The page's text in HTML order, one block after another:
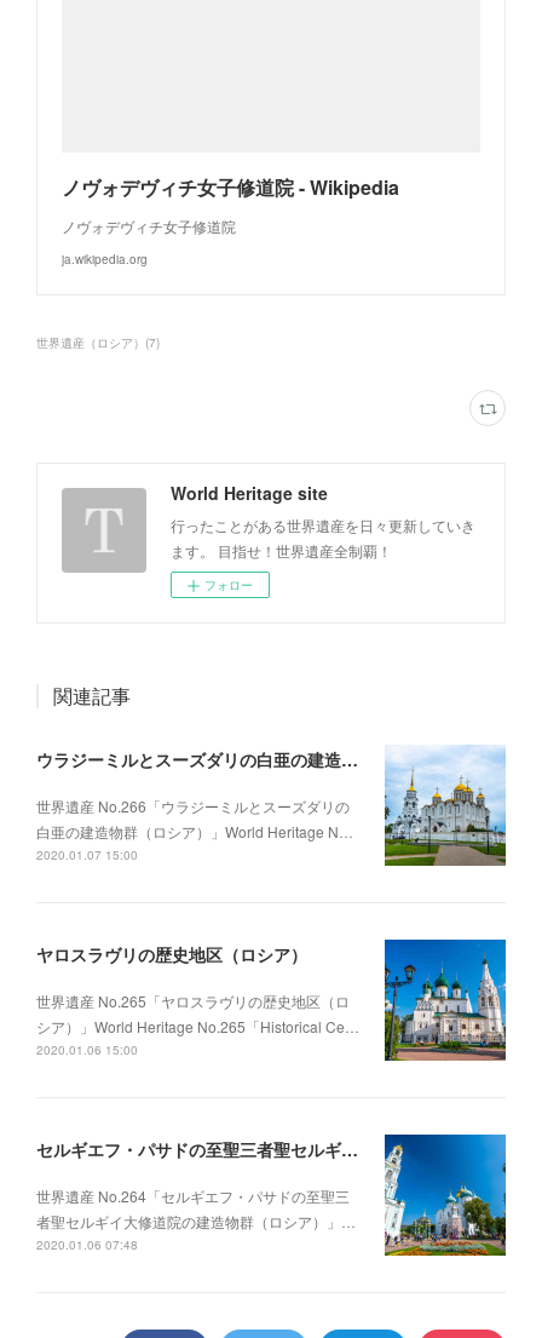
ノヴォデヴィチ女子修道院 - Wikipedia
ノヴォデヴィチ女子修道院
ja.wikipedia.org
世界遺産（ロシア） (7)
World Heritage site
行ったことがある世界遺産を日々更新していき
ます。 目指せ！世界遺産全制覇！
フォロー
関連記事
ウラジーミルとスーズダリの白亜の建造物群（ロシア）
世界遺産 No.266「ウラジーミルとスーズダリの
白亜の建造物群（ロシア）」World Heritage N…
2020.01.07 15:00
ヤロスラヴリの歴史地区（ロシア）
世界遺産 No.265「ヤロスラヴリの歴史地区（ロ
シア）」World Heritage No.265「Historical Ce…
2020.01.06 15:00
セルギエフ・パサドの至聖三者聖セルギイ大修道院の建造物群（ロシア）
世界遺産 No.264「セルギエフ・パサドの至聖三
者聖セルギイ大修道院の建造物群（ロシア）」…
2020.01.06 07:48